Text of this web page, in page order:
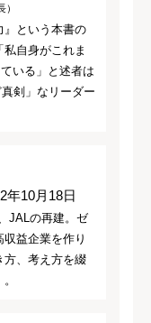
』という本書の
自身がこれま
いる」と述者は
剣」なリーダー
年10月18日
JALの再建。ゼ
益企業を作り
方、考え方を綴